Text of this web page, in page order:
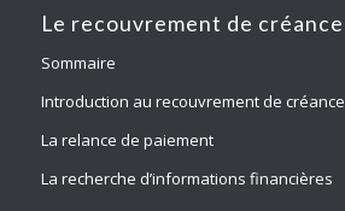
Le recouvrement de créance
Sommaire
Introduction au recouvrement de créance
La relance de paiement
La recherche d’informations financières